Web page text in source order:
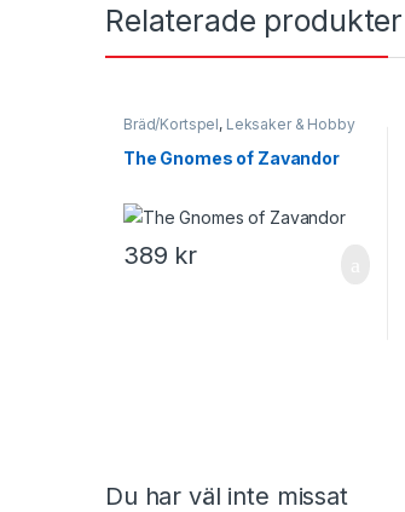
Relaterade produkter
Bräd/Kortspel, Leksaker & Hobby
The Gnomes of Zavandor
389 kr
Brands Carousel
Du har väl inte missat